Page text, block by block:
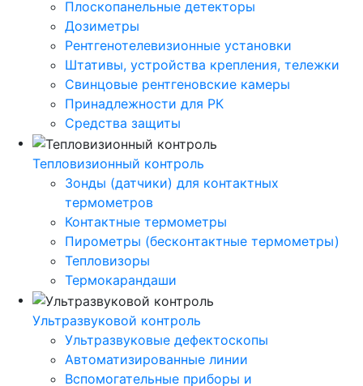
Плоскопанельные детекторы
Дозиметры
Рентгенотелевизионные установки
Штативы, устройства крепления, тележки
Свинцовые рентгеновские камеры
Принадлежности для РК
Средства защиты
Тепловизионный контроль
Зонды (датчики) для контактных
термометров
Контактные термометры
Пирометры (бесконтактные термометры)
Тепловизоры
Термокарандаши
Ультразвуковой контроль
Ультразвуковые дефектоскопы
Автоматизированные линии
Вспомогательные приборы и